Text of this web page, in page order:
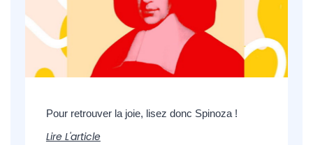
Pour retrouver la joie, lisez donc Spinoza !
Lire L'article